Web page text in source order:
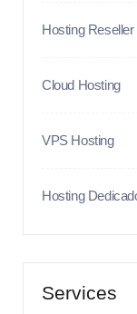
Hosting Reseller
Cloud Hosting
VPS Hosting
Hosting
Services